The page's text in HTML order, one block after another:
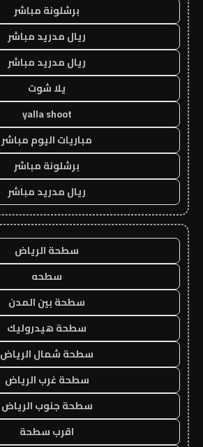
برشلونة مباشر
ريال مدريد مباشر
ريال مدريد مباشر
يلا شوت
yalla shoot
مباريات اليوم مباشر
برشلونة مباشر
ريال مدريد مباشر
سطحة الرياض
سطحه
سطحة بين المدن
سطحة هيدروليك
سطحة شمال الرياض
سطحة غرب الرياض
سطحة جنوب الرياض
اقرب سطحة